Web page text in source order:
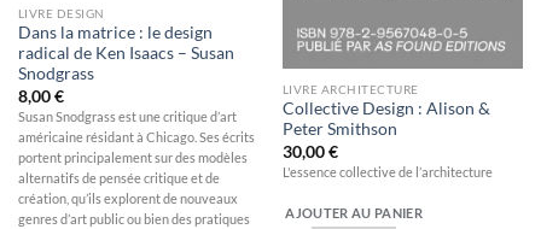
LIVRE DESIGN
Dans la matrice : le design
radical de Ken Isaacs – Susan
Snodgrass
8,00€
Susan Snodgrass est une critique d’art
américaine résidant à Chicago. Ses écrits
portent principalement sur des modèles
alternatifs de pensée critique et de
création, qu’ils explorent de nouveaux
genres d’art public ou bien des pratiques
LIVRE ARCHITECTURE
Collective Design : Alison &
Peter Smithson
30,00€
L'essence collective de l’architecture
AJOUTER AU PANIER